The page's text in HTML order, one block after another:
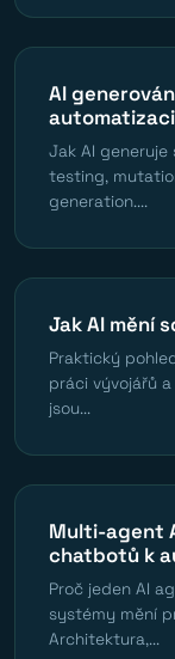
AI
automatizaci
Jak AI
testing,
generation....
Jak AI mění
Praktický
práci vývojářů
jsou...
Multi-agent
chatbotů k
Proč jeden AI
systémy mění
Architektura,...